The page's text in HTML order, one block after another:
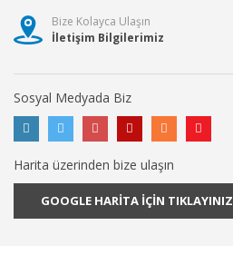
Bize Kolayca Ulaşın
İletişim Bilgilerimiz
Sosyal Medyada Biz
Harita üzerinden bize ulaşın
GOOGLE HARİTA İÇİN TIKLAYINIZ